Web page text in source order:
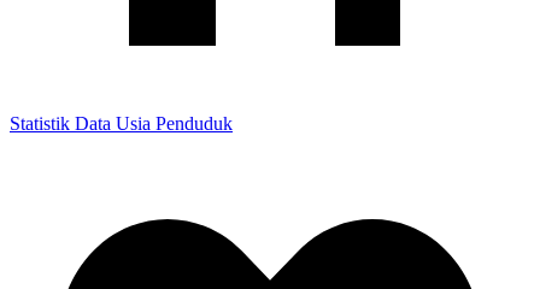
Statistik Data Usia Penduduk